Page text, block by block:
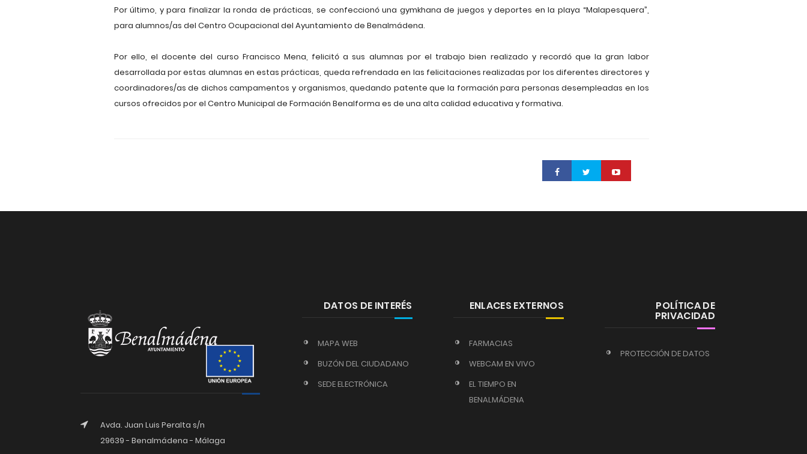
Por último, y para finalizar la ronda de prácticas, se confeccionó una gymkhana de juegos y deportes en la playa “Malapesquera”,
para alumnos/as del Centro Ocupacional del Ayuntamiento de Benalmádena.
Por ello, el docente del curso Francisco Mena, felicitó a sus alumnas por el trabajo bien realizado y recordó que la gran labor
desarrollada por estas alumnas en estas prácticas, queda refrendada en las felicitaciones realizadas por los diferentes directores y
coordinadores/as de dichos campamentos y organismos, quedando patente que la formación para personas desempleadas en los
cursos ofrecidos por el Centro Municipal de Formación Benalforma es de una alta calidad educativa y formativa.
Avda. Juan Luis Peralta s/n
29639 - Benalmádena - Málaga
DATOS DE INTERÉS
MAPA WEB
BUZÓN DEL CIUDADANO
SEDE ELECTRÓNICA
ENLACES EXTERNOS
FARMACIAS
WEBCAM EN VIVO
EL TIEMPO EN
BENALMÁDENA
POLÍTICA DE
PRIVACIDAD
PROTECCIÓN DE DATOS